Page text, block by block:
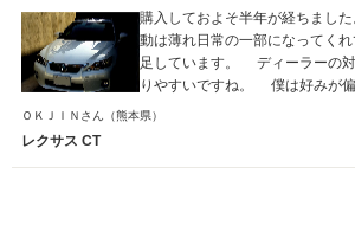
購入しておよそ半年が経ちまし
動は薄れ日常の一部になってく
足しています。 ディーラーの
りやすいですね。 僕は好みが
はならないかもしれませんが、国
ＯＫＪＩＮさん （熊本県）
レクサス CT